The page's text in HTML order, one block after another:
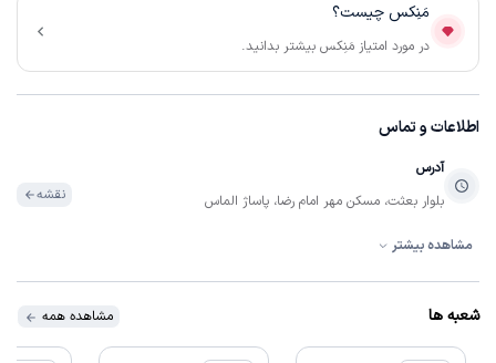
مَنِکس چیست؟
در مورد امتیاز مَنِکس بیشتر بدانید.
اطلاعات و تماس
آدرس
بلوار بعثت، مسکن مهر امام رضا، پاساژ الماس
نقشه
ساعات فعالیت
همه روزه
07:00:00 تا 22:30:00
ساعات فعالیت
روزهای تعطیل
09:00:00 تا 22:30:00
مشاهده بیشتر
شعبه ها مشاهده همه